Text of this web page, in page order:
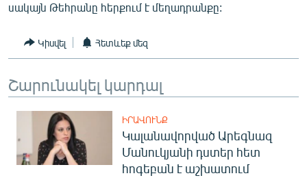
ԱՐԽԻՎ
ՏԵՍԱՆՅՈՒԹԵՐ
ՁԳՏԵԼՈՎ ԼԱՎԱԳՈՒՅՆԻՆ
ՓՈԴՔԱՍԹ
Հայերեն
սակայն Թեհրանը հերքում է մեղադրանքը:
Կիսվել Հետևեք մեզ
Շարունակել կարդալ
ԻՐԱՎՈՒՆՔ
Կալանավորված Արեգնազ
Մանուկյանի դստեր հետ
հոգեբան է աշխատում